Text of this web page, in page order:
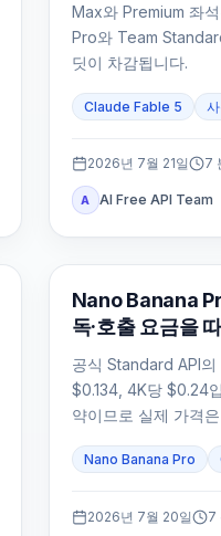
Max와 Premium 좌
Pro와 Team
딧이 차감됩니다.
Claude Fable 5
2026년 7월 21일 7
A AI Free API Team
AI 이미지 생성
Nano Banana
독·호출 요금을
공식 Standard API
$0.134, 4K당 $0.24
약이므로 실제 가격
Nano Banana Pro
2026년 7월 20일 7